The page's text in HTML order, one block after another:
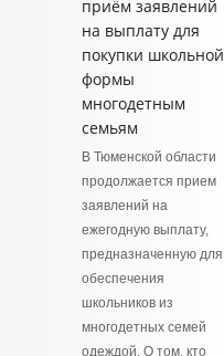
приём заявлений
на выплату для
покупки школьной
формы
многодетным
семьям
В Тюменской области
продолжается прием
заявлений на
ежегодную выплату,
предназначенную для
обеспечения
школьников из
многодетных семей
одеждой. О том, кто